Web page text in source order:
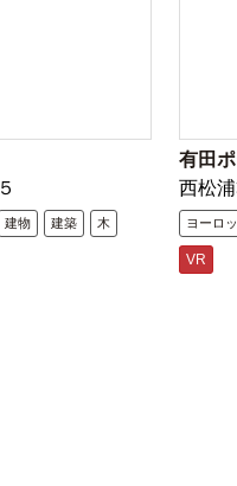
建物 建築 木
有田
西松
ヨーロ
VR